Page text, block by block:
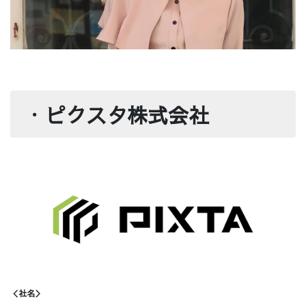
・ ピクスタ株式会社
＜社名＞